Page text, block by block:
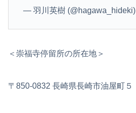
— 羽川英樹 (@hagawa_hideki)
＜崇福寺停留所の所在地＞
〒850-0832 長崎県長崎市油屋町５